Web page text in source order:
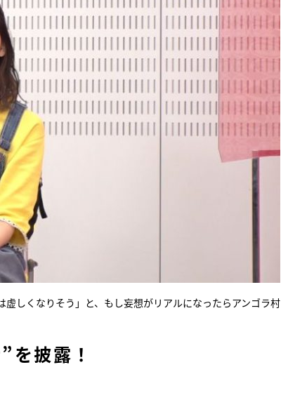
しくなりそう」と、もし妄想がリアルになったらアンゴラ村
披露！